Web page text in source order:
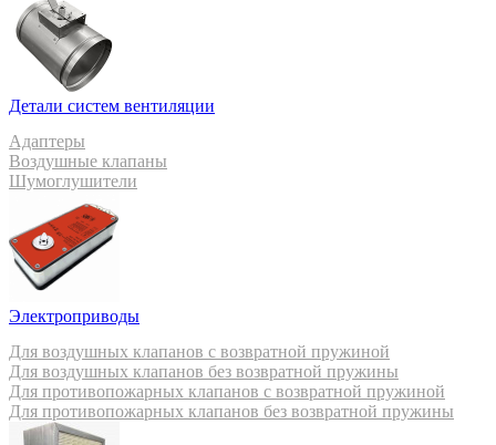
Детали систем вентиляции
Адаптеры
Воздушные клапаны
Шумоглушители
Электроприводы
Для воздушных клапанов с возвратной пружиной
Для воздушных клапанов без возвратной пружины
Для противопожарных клапанов с возвратной пружиной
Для противопожарных клапанов без возвратной пружины